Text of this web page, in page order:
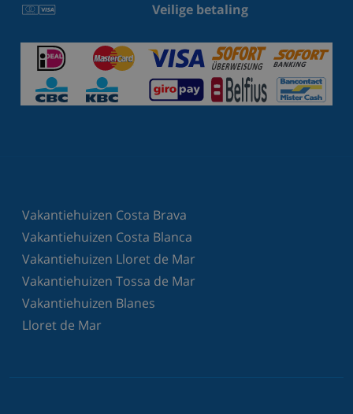
Veilige betaling
Vakantiehuizen Costa Brava
Vakantiehuizen Costa Blanca
Vakantiehuizen Lloret de Mar
Vakantiehuizen Tossa de Mar
Vakantiehuizen Blanes
Lloret de Mar